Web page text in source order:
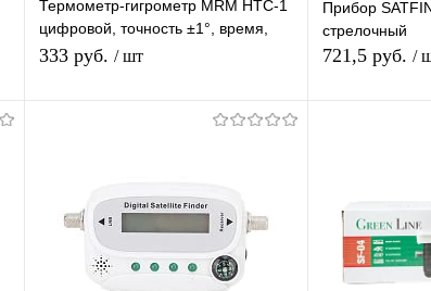
Термометр-гигрометр MRM HTC-1
цифровой, точность ±1°, время,
часы, будильник
333 руб. / шт
В избранное В наличии
Прибор
стрелочный
721,5 руб. /
В избранное